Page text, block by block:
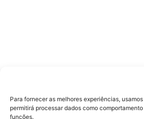
Para fornecer as melhores experiências,
permitirá processar dados como
funções.